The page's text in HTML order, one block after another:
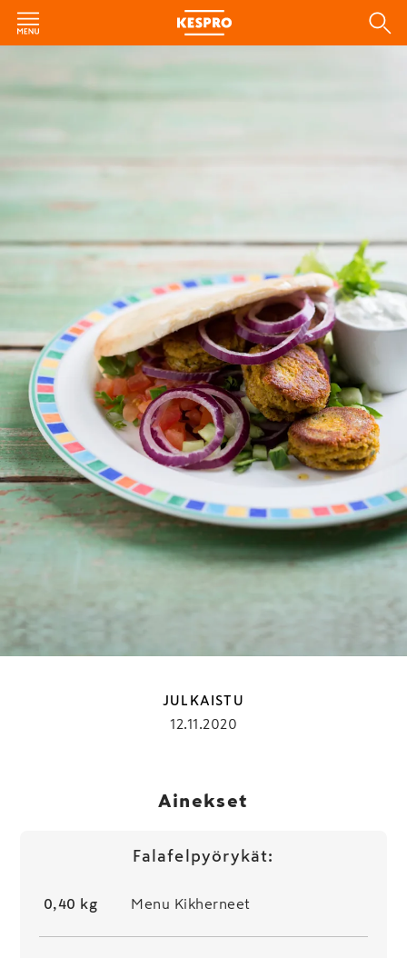
Falafel pitaleivät
JULKAISTU
12.11.2020
Ainekset
Falafelpyörykät:
0,40 kg Menu Kikherneet